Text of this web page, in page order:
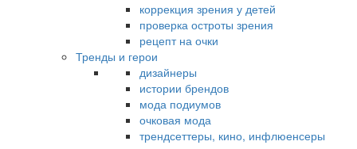
коррекция зрения у детей
проверка остроты зрения
рецепт на очки
Тренды и герои
дизайнеры
истории брендов
мода подиумов
очковая мода
трендсеттеры, кино, инфлюенсеры